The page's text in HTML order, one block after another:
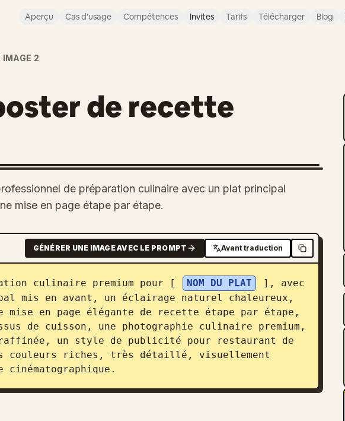
Aperçu Cas d'usage Compétences Invites Tarifs Télécharger Blog
IMAGE 2
de recette
de préparation culinaire avec un plat principal
mise en page étape par étape.
GÉNÉRER UNE IMAGE AVEC LE PROMPT Avant traduction
culinaire premium pour [ NOM DU PLAT
], avec
mis en avant, un éclairage naturel chaleureux,
mise en page élégante de recette étape par étape,
de cuisson, une photographie culinaire premium,
raffinée, un style de publicité pour restaurant de
couleurs riches, très détaillé, visuellement